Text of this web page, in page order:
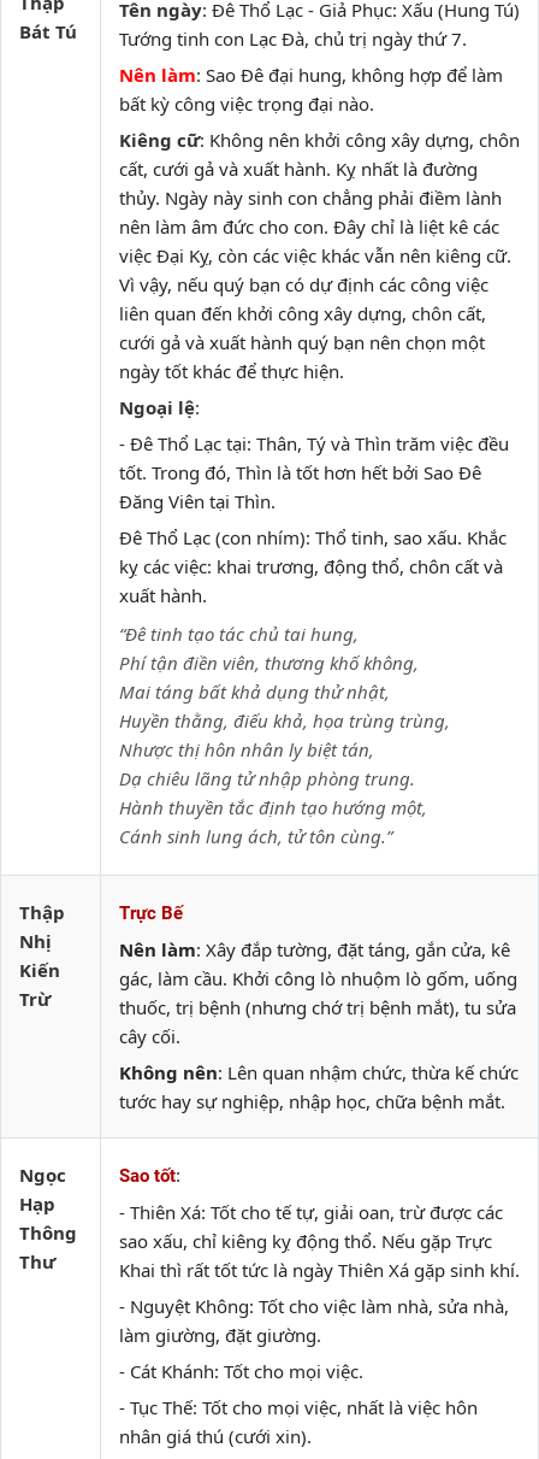
Bát Tú
Tên ngày: Đê Thổ Lạc - Giả Phục: Xấu (Hung Tú)
Tướng tinh con Lạc Đà, chủ trị ngày thứ 7.
Nên làm: Sao Đê đại hung, không hợp để làm
bất kỳ công việc trọng đại nào.
Kiêng cữ: Không nên khởi công xây dựng, chôn
cất, cưới gả và xuất hành. Kỵ nhất là đường
thủy. Ngày này sinh con chẳng phải điềm lành
nên làm âm đức cho con. Đây chỉ là liệt kê các
việc Đại Kỵ, còn các việc khác vẫn nên kiêng cữ.
Vì vậy, nếu quý bạn có dự định các công việc
liên quan đến khởi công xây dựng, chôn cất,
cưới gả và xuất hành quý bạn nên chọn một
ngày tốt khác để thực hiện.
Ngoại lệ:
- Đê Thổ Lạc tại: Thân, Tý và Thìn trăm việc đều
tốt. Trong đó, Thìn là tốt hơn hết bởi Sao Đê
Đăng Viên tại Thìn.
Đê Thổ Lạc (con nhím): Thổ tinh, sao xấu. Khắc
kỵ các việc: khai trương, động thổ, chôn cất và
xuất hành.
“Đê tinh tạo tác chủ tai hung,
Phí tận điền viên, thương khố không,
Mai táng bất khả dụng thử nhật,
Huyền thằng, điếu khả, họa trùng trùng,
Nhược thị hôn nhân ly biệt tán,
Dạ chiêu lãng tử nhập phòng trung.
Hành thuyền tắc định tạo hướng một,
Cánh sinh lung ách, tử tôn cùng.”
Thập
Nhị
Kiến
Trừ
Trực Bế
Nên làm: Xây đắp tường, đặt táng, gắn cửa, kê
gác, làm cầu. Khởi công lò nhuộm lò gốm, uống
thuốc, trị bệnh (nhưng chớ trị bệnh mắt), tu sửa
cây cối.
Không nên: Lên quan nhậm chức, thừa kế chức
tước hay sự nghiệp, nhập học, chữa bệnh mắt.
Ngọc
Hạp
Thông
Thư
Sao tốt:
- Thiên Xá: Tốt cho tế tự, giải oan, trừ được các
sao xấu, chỉ kiêng kỵ động thổ. Nếu gặp Trực
Khai thì rất tốt tức là ngày Thiên Xá gặp sinh khí.
- Nguyệt Không: Tốt cho việc làm nhà, sửa nhà,
làm giường, đặt giường.
- Cát Khánh: Tốt cho mọi việc.
- Tục Thế: Tốt cho mọi việc, nhất là việc hôn
nhân giá thú (cưới xin).